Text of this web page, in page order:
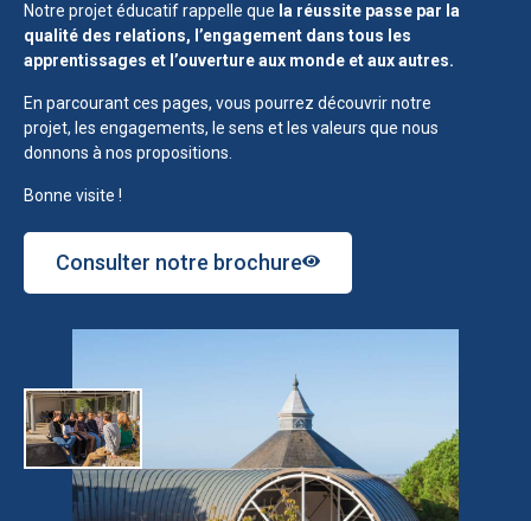
Notre projet éducatif rappelle que la réussite passe par la
qualité des relations, l’engagement dans tous les
apprentissages et l’ouverture aux monde et aux autres.
En parcourant ces pages, vous pourrez découvrir notre
projet, les engagements, le sens et les valeurs que nous
donnons à nos propositions.
Bonne visite !
Consulter notre brochure